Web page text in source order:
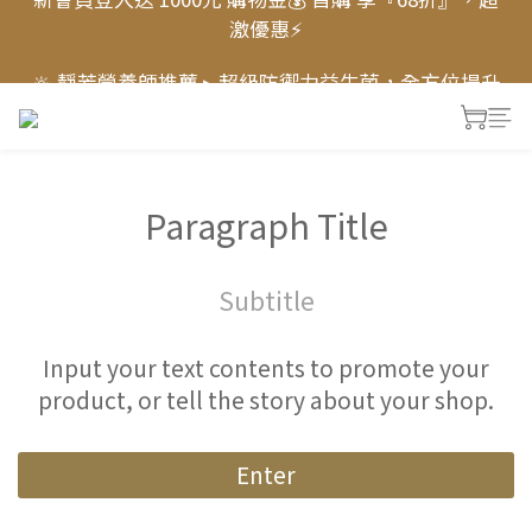
新會員登入送 1000元 購物金💰 首購 享『68折』，超
激優惠⚡
🔆 靜芳營養師推薦 ▸ 超級防禦力益生菌，全方位提升
新會員登入送 1000元 購物金💰 首購 享『68折』，超
Paragraph Title
Subtitle
Input your text contents to promote your
product, or tell the story about your shop.
Enter